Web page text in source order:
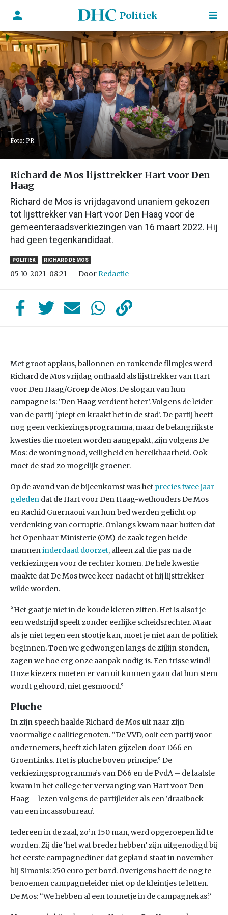
Politiek
Foto: PR
Richard de Mos lijsttrekker Hart voor Den
Haag
Richard de Mos is vrijdagavond unaniem gekozen
tot lijsttrekker van Hart voor Den Haag voor de
gemeenteraadsverkiezingen van 16 maart 2022. Hij
had geen tegenkandidaat.
POLITIEK RICHARD DE MOS
05-10-2021 08:21 DoorRedactie
Met groot applaus, ballonnen en ronkende filmpjes werd
Richard de Mos vrijdag onthaald als lijsttrekker van Hart
voor Den Haag/Groep de Mos. De slogan van hun
campagne is: ‘Den Haag verdient beter’. Volgens de leider
van de partij ‘piept en kraakt het in de stad’. De partij heeft
nog geen verkiezingsprogramma, maar de belangrijkste
kwesties die moeten worden aangepakt, zijn volgens De
Mos: de woningnood, veiligheid en bereikbaarheid. Ook
moet de stad zo mogelijk groener.
Op de avond van de bijeenkomst was het precies twee jaar
geleden dat de Hart voor Den Haag-wethouders De Mos
en Rachid Guernaoui van hun bed werden gelicht op
verdenking van corruptie. Onlangs kwam naar buiten dat
het Openbaar Ministerie (OM) de zaak tegen beide
manneninderdaad doorzet, alleen zal die pas na de
verkiezingen voor de rechter komen. De hele kwestie
maakte dat De Mos twee keer nadacht of hij lijsttrekker
wilde worden.
“Het gaat je niet in de koude kleren zitten. Het is alsof je
een wedstrijd speelt zonder eerlijke scheidsrechter. Maar
als je niet tegen een stootje kan, moet je niet aan de politiek
beginnen. Toen we gedwongen langs de zijlijn stonden,
zagen we hoe erg onze aanpak nodig is. Een frisse wind!
Onze kiezers moeten er van uit kunnen gaan dat hun stem
wordt gehoord, niet gesmoord.”
Pluche
In zijn speech haalde Richard de Mos uit naar zijn
voormalige coalitiegenoten. “De VVD, ooit een partij voor
ondernemers, heeft zich laten gijzelen door D66 en
GroenLinks. Het is pluche boven principe.” De
verkiezingsprogramma’s van D66 en de PvdA – de laatste
kwam in het college ter vervanging van Hart voor Den
Haag – lezen volgens de partijleider als een ‘draaiboek
van een incassobureau’.
Iedereen in de zaal, zo’n 150 man, werd opgeroepen lid te
worden. Zij die ‘het wat breder hebben’ zijn uitgenodigd bij
het eerste campagnediner dat gepland staat in november
bij Simonis: 250 euro per bord. Overigens hoeft de nog te
benoemen campagneleider niet op de kleintjes te letten.
De Mos: “We hebben al een tonnetje in de campagnekas.”